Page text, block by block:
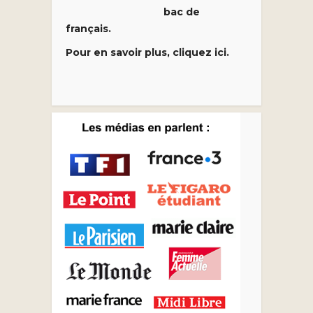
bac de
français.
Pour en savoir plus, cliquez ici.